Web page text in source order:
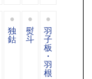
独
鈷
熨
斗
羽
子
板
・
羽
根